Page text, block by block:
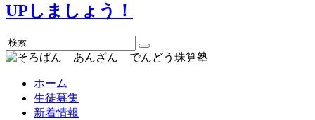
UPしましょう！
検
索
ホーム
生徒募集
新着情報